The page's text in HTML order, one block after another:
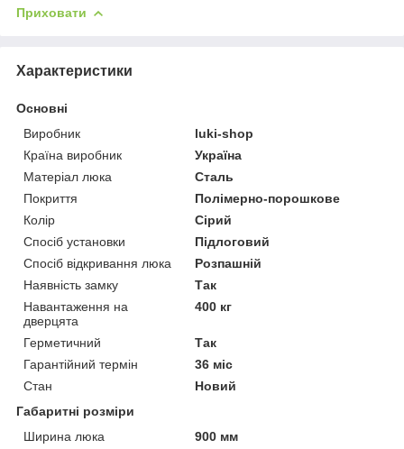
Приховати
Характеристики
Основні
Виробник
luki-shop
Країна виробник
Україна
Матеріал люка
Сталь
Покриття
Полімерно-порошкове
Колір
Сірий
Спосіб установки
Підлоговий
Спосіб відкривання люка
Розпашній
Наявність замку
Так
Навантаження на
дверцята
400 кг
Герметичний
Так
Гарантійний термін
36 міс
Стан
Новий
Габаритні розміри
Ширина люка
900 мм